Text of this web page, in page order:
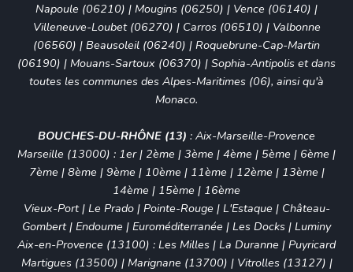
Napoule (06210) | Mougins (06250) | Vence (06140) |
Villeneuve-Loubet (06270) | Carros (06510) | Valbonne
(06560) | Beausoleil (06240) | Roquebrune-Cap-Martin
(06190) | Mouans-Sartoux (06370) | Sophia-Antipolis et dans
toutes les communes des Alpes-Maritimes (06), ainsi qu'à
Monaco.
BOUCHES-DU-RHÔNE (13) : Aix-Marseille-Provence
Marseille (13000) : 1er| 2ème | 3ème | 4ème | 5ème | 6ème |
7ème | 8ème | 9ème | 10ème | 11ème | 12ème | 13ème |
14ème | 15ème | 16ème
Vieux-Port| Le Prado| Pointe-Rouge | L'Estaque | Château-
Gombert| Endoume | Euroméditerranée | Les Docks | Luminy
Aix-en-Provence (13100) : Les Milles | La Duranne | Puyricard
Martigues (13500) | Marignane (13700) | Vitrolles (13127) |